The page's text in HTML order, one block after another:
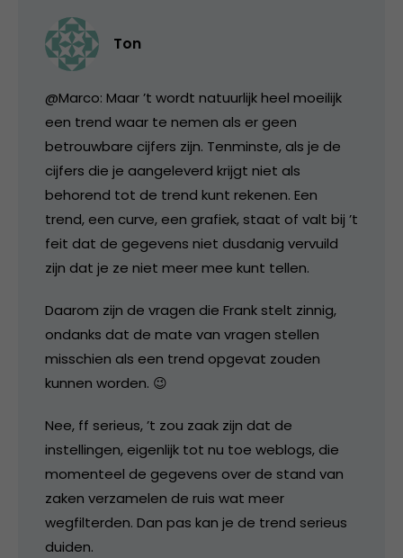
Ton
@Marco: Maar ’t wordt natuurlijk heel moeilijk
een trend waar te nemen als er geen
betrouwbare cijfers zijn. Tenminste, als je de
cijfers die je aangeleverd krijgt niet als
behorend tot de trend kunt rekenen. Een
trend, een curve, een grafiek, staat of valt bij ’t
feit dat de gegevens niet dusdanig vervuild
zijn dat je ze niet meer mee kunt tellen.
Daarom zijn de vragen die Frank stelt zinnig,
ondanks dat de mate van vragen stellen
misschien als een trend opgevat zouden
kunnen worden. 😉
Nee, ff serieus, ’t zou zaak zijn dat de
instellingen, eigenlijk tot nu toe weblogs, die
momenteel de gegevens over de stand van
zaken verzamelen de ruis wat meer
wegfilterden. Dan pas kan je de trend serieus
duiden.